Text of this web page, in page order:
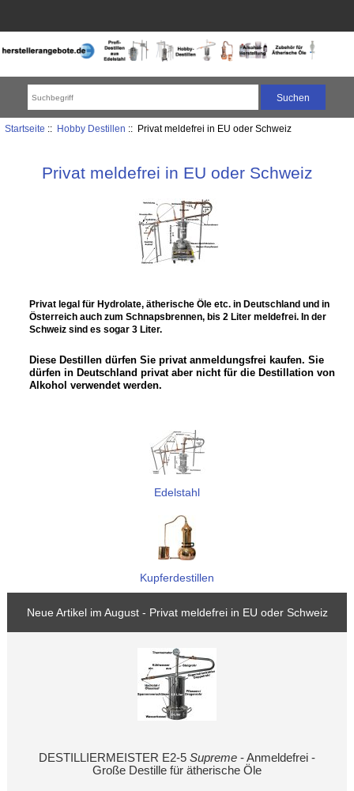
Startseite :: Hobby Destillen :: Privat meldefrei in EU oder Schweiz
Privat meldefrei in EU oder Schweiz
Privat legal für Hydrolate, ätherische Öle etc. in Deutschland und in
Österreich auch zum Schnapsbrennen, bis 2 Liter meldefrei. In der
Schweiz sind es sogar 3 Liter.
Diese Destillen dürfen Sie privat anmeldungsfrei kaufen. Sie
dürfen in Deutschland privat aber nicht für die Destillation von
Alkohol verwendet werden.
Edelstahl
Kupferdestillen
Neue Artikel im August - Privat meldefrei in EU oder Schweiz
DESTILLIERMEISTER E2-5 Supreme- Anmeldefrei -
Große Destille für ätherische Öle